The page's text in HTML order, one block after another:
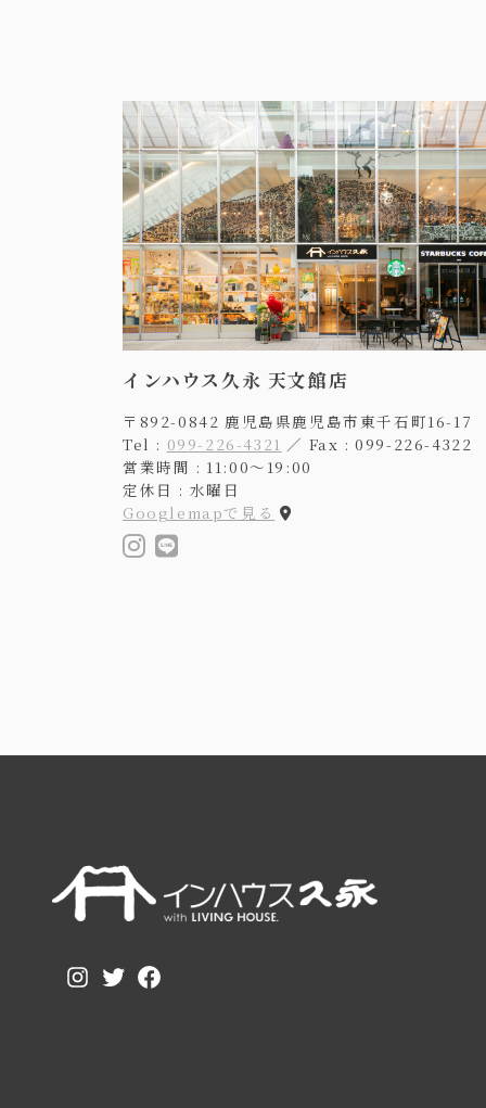
インハウス久永 天文館店
〒892-0842 鹿児島県鹿児島市東千石町16-17
Tel : 099-226-4321 ／ Fax : 099-226-4322
営業時間 : 11:00〜19:00
定休日 : 水曜日
Googlemapで見る
Instagram
TwitterFacebook